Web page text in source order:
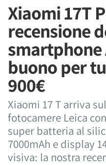
Xiaomi 17T
recensione
buono per
900€
Xiaomi 17 T arriva
fotocamere Leica
super batteria al
7000mAh e display
visiva: la nostra